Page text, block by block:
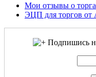
Мои отзывы о
ЭЦП для торгов от
Подпишись